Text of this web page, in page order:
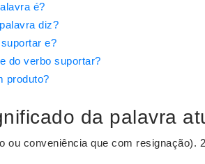
é?
diz?
e?
do verbo suportar?
produto?
da palavra
ou conveniência que com resignação).